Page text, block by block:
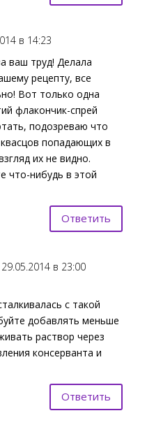
в 14:23
ваш труд! Делала
рецепту, все
Вот только одна
флакончик-спрей
подозреваю что
попадающих в
их не видно.
что-нибудь в этой
Ответить
29.05.2014 в 23:00
с такой
добавлять меньше
раствор через
консерванта и
Ответить